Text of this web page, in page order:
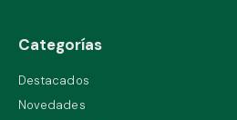
Categorías
Destacados
Novedades